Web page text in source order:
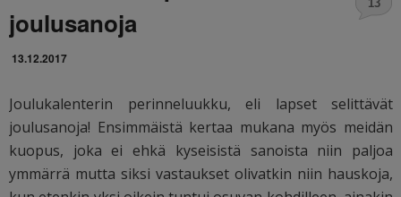
joulusanoja
13.12.2017
13
Joulukalenterin perinneluukku, eli lapset selittävät
joulusanoja! Ensimmäistä kertaa mukana myös meidän
kuopus, joka ei ehkä kyseisistä sanoista niin paljoa
ymmärrä mutta siksi vastaukset olivatkin niin hauskoja,